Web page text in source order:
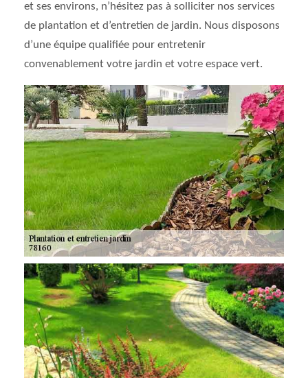
et ses environs, n’hésitez pas à solliciter nos services
de plantation et d’entretien de jardin. Nous disposons
d’une équipe qualifiée pour entretenir
convenablement votre jardin et votre espace vert.